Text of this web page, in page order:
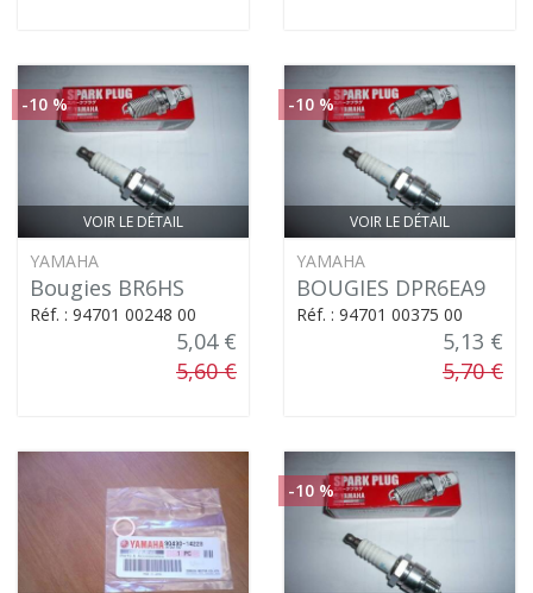
VOIR LE DÉTAIL
-10 %
YAMAHA
Bougies BR6HS
Réf. : 94701 00248 00
5,04 €
5,60 €
VOIR LE DÉTAIL
-10 %
YAMAHA
BOUGIES DPR6EA9
Réf. : 94701 00375 00
5,13 €
5,70 €
-10 %